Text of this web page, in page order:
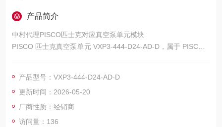
产品简介
中村代理PISCO匹士克对应真空泵单元模块
PISCO 匹士克真空泵单元 VXP3-444-D24-AD-D，属于 PISCO V
XP 系列真空控制模块，核心定位为 “高精度、高适配、低污染"，
械搬运）设计，其核心特点围绕性能、结构、兼容性及特殊场景
适配。
产品型号：VXP3-444-D24-AD-D
更新时间：2026-05-20
厂商性质：经销商
访问量：136